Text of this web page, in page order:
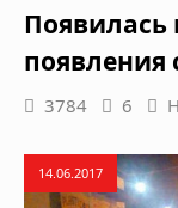
Появилась
появления
3784 6
14.06.2017